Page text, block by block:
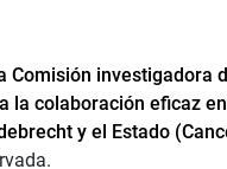
Comisión investigadora
la colaboración eficaz
y el Estado